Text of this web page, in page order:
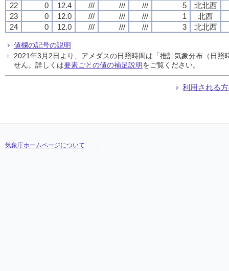
22
0 12.4 /// /// /// 5
北北西
23
0 12.0 /// /// /// 1
北西
24
0 12.0 /// /// /// 3 北北西
値欄の記号の説明
2021年3月2日より、アメダスの日照時間は「推計気象分布（日
せん。詳しくは要素ごとの値の補足説明をご覧ください。
利用される
気象庁ホームページについて